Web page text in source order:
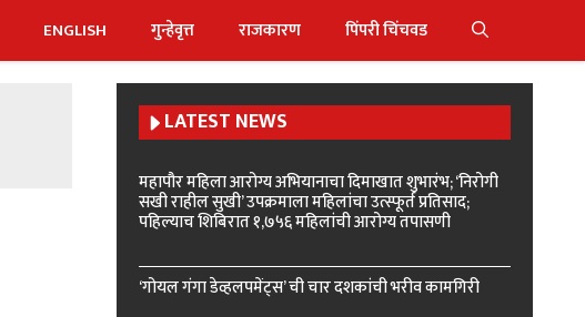
ENGLISH गुन्हेवृत्त राजकारण पिंपरी चिंचवड
LATEST NEWS
महापौर महिला आरोग्य अभियानाचा दिमाखात शुभारंभ; ‘निरोगी
सखी राहील सुखी’ उपक्रमाला महिलांचा उत्स्फूर्त प्रतिसाद;
पहिल्याच शिबिरात १,७५६ महिलांची आरोग्य तपासणी
‘गोयल गंगा डेव्हलपमेंट्स’ ची चार दशकांची भरीव कामगिरी